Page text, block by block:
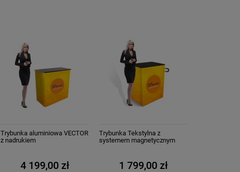
Trybunka aluminiowa VECTOR
z nadrukiem
4 199,00 zł
Trybunka Tekstylna z
systemem magnetycznym
1 799,00 zł